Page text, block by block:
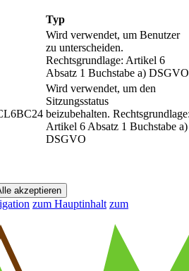
Typ
Wird verwendet, um Benutzer
zu unterscheiden.
Rechtsgrundlage: Artikel 6
Absatz 1 Buchstabe a) DSGVO
Wird verwendet, um den
Sitzungsstatus
beizubehalten.
Artikel 6 Absatz 1 Buchstabe a)
DSGVO
akzeptieren
zum Hauptinhalt zum